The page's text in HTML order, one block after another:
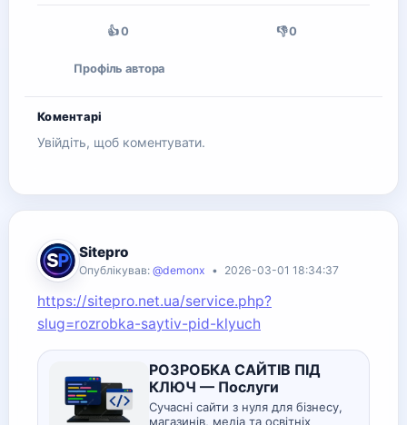
👍0 👎0
Профіль автора
Коментарі
Увійдіть, щоб коментувати.
Sitepro
Опублікував: @demonx • 2026-03-01 18:34:37
https://sitepro.net.ua/service.php?
slug=rozrobka-saytiv-pid-klyuch
РОЗРОБКА САЙТІВ ПІД
КЛЮЧ — Послуги
Сучасні сайти з нуля для бізнесу,
магазинів, медіа та освітніх